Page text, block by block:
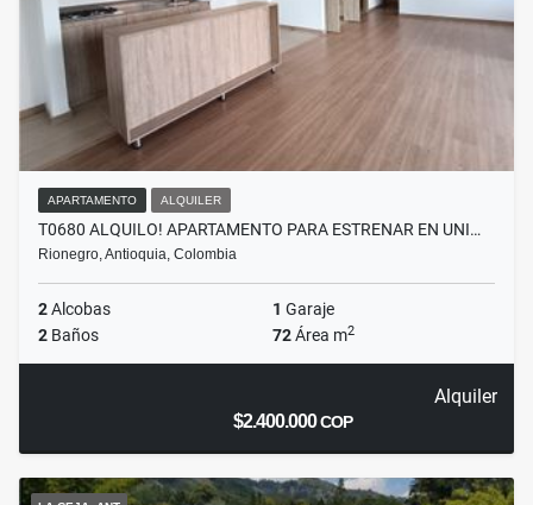
APARTAMENTO ALQUILER
T0680 ALQUILO! APARTAMENTO PARA ESTRENAR EN UNI…
Rionegro, Antioquia, Colombia
2Alcobas 1 Garaje
2 Baños 72Área m2
Alquiler
$2.400.000COP